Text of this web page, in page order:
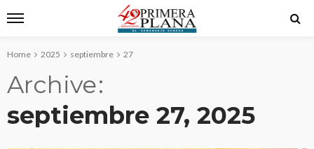
Home 2025 septiembre 27
Archive
septiembre 27, 2025